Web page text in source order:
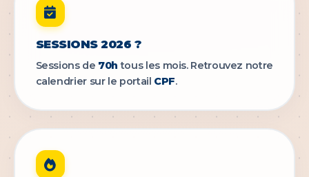
SESSIONS 2026 ?
Sessions de 70h tous les mois. Retrouvez notre
calendrier sur le portail CPF.